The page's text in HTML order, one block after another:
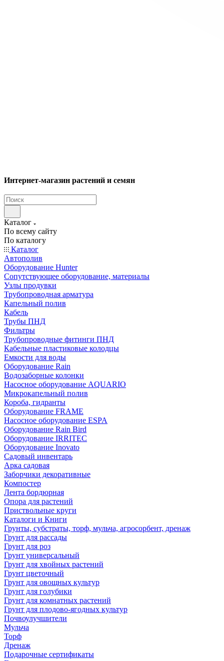
Интернет-магазин растений и семян
Каталог
По всему сайту
По каталогу
Каталог
Автополив
Оборудование Hunter
Сопутствующее оборудование, материалы
Узлы продувки
Трубопроводная арматура
Капельный полив
Кабель
Трубы ПНД
Фильтры
Трубопроводные фитинги ПНД
Кабельные пластиковые колодцы
Емкости для воды
Оборудование Rain
Водозаборные колонки
Насосное оборудование AQUARIO
Микрокапельный полив
Короба, гидранты
Оборудование FRAME
Насосное оборудование ESPA
Оборудование Rain Bird
Оборудование IRRITEC
Оборудование Inovato
Садовый инвентарь
Арка садовая
Заборчики декоративные
Компостер
Лента бордюрная
Опора для растений
Приствольные круги
Каталоги и Книги
Грунты, субстраты, торф, мульча, агросорбент, дренаж
Грунт для рассады
Грунт для роз
Грунт универсальный
Грунт для хвойных растений
Грунт цветочный
Грунт для овощных культур
Грунт для голубики
Грунт для комнатных растений
Грунт для плодово-ягодных культур
Почвоулучшители
Мульча
Торф
Дренаж
Подарочные сертификаты